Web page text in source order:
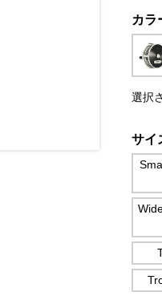
カラ
選択
サイ